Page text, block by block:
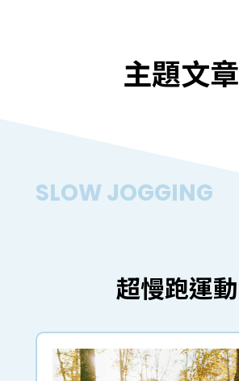
主題文章
SLOW JOGGING
超慢跑運動